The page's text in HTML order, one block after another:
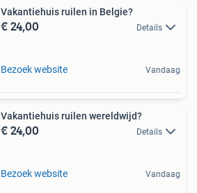
Vakantiehuis ruilen in Belgie?
€ 24,00 Details
Bezoek website Vandaag
Vakantiehuis ruilen wereldwijd?
€ 24,00 Details
Bezoek website Vandaag